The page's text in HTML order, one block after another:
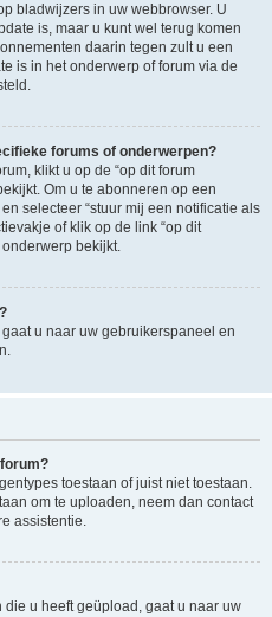
bladwijzers in uw webbrowser. U
is, maar u kunt wel terug komen
daarin tegen zult u een
is in het onderwerp of forum via de
forums of onderwerpen?
klikt u op de “op dit forum
Om u te abonneren op een
selecteer “stuur mij een notificatie als
of klik op de link “op dit
bekijkt.
u naar uw gebruikerspaneel en
toestaan of juist niet toestaan.
om te uploaden, neem dan contact
assistentie.
u heeft geüpload, gaat u naar uw